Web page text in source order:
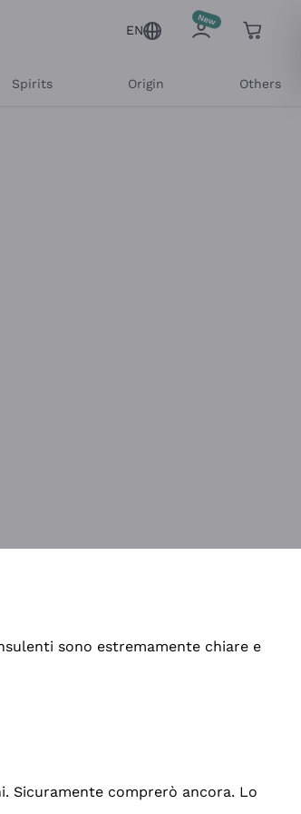
EN
Spirits Origin Others
sono estremamente chiare e
Sicuramente comprerò ancora. Lo